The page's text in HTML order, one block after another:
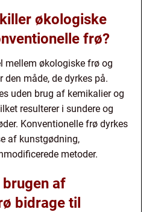
økologiske
frø?
mellem økologiske frø og
den måde, de dyrkes på.
uden brug af kemikalier og
resulterer i sundere og
Konventionelle frø dyrkes
af kunstgødning,
metoder.
af
bidrage til